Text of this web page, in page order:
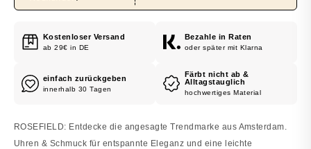
Kostenloser Versand
ab 29€ in DE
Bezahle in Raten
oder später mit Klarna
einfach zurückgeben
innerhalb 30 Tagen
Färbt nicht ab &
Alltagstauglich
hochwertiges Material
ROSEFIELD: Entdecke die angesagte Trendmarke aus Amsterdam.
Uhren & Schmuck für entspannte Eleganz und eine leichte